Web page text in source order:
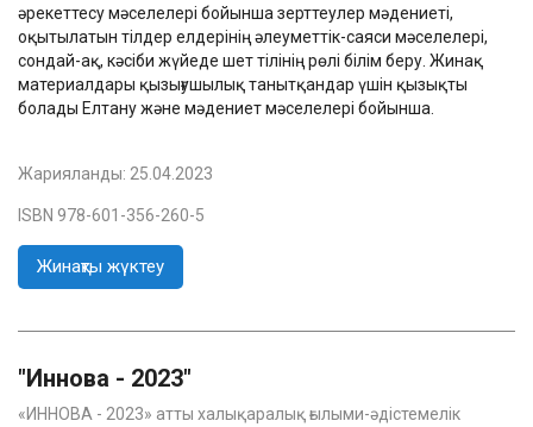
әрекеттесу мәселелері бойынша зерттеулер мәдениеті,
оқытылатын тілдер елдерінің әлеуметтік-саяси мәселелері,
сондай-ақ, кәсіби жүйеде шет тілінің рөлі білім беру. Жинақ
материалдары қызығушылық танытқандар үшін қызықты
болады Елтану және мәдениет мәселелері бойынша.
Жарияланды: 25.04.2023
ISBN 978-601-356-260-5
Жинақты жүктеу
"Иннова - 2023"
«ИННОВА - 2023» атты халықаралық ғылыми-әдістемелік